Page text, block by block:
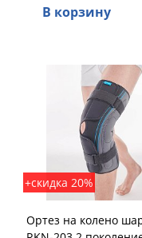
В корзину
+скидка 20%
Ортез на колено